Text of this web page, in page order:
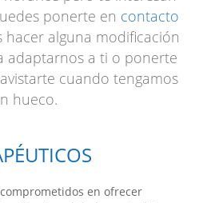
ponerte en contacto
hacer alguna modificación
adaptarnos a ti o ponerte
cuando tengamos
hueco.
en ofrecer